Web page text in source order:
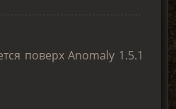
поверх Anomaly 1.5.1